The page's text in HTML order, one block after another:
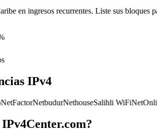
en ingresos recurrentes. Liste sus bloques
IPv4
NetbudurNethouseSalihli WiFiNetOnline